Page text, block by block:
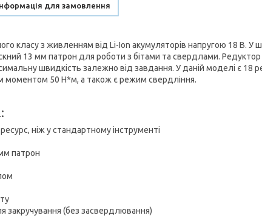
для замовлення
класу з живленням від Li-Ion акумуляторів напругою 18 В. У
13 мм патрон для роботи з бітами та свердлами. Редуктор
швидкість залежно від завдання. У даній моделі є 18
моментом 50 Н*м, а також є режим свердління.
ніж у стандартному інструменті
патрон
закручування (без засвердлювання)